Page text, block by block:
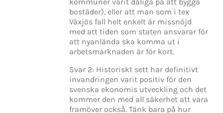
bostäder), eller att man som i tex
Växjös fall helt enkelt är missnöjd
med att tiden som staten ansvarar för
att nyanlända ska komma ut i
arbetsmarknaden är för kort.
Svar 2: Historiskt sett har definitivt
invandringen varit positiv för den
svenska ekonomis utveckling och det
kommer den med all säkerhet att vara
framöver också. Tänk bara på hur